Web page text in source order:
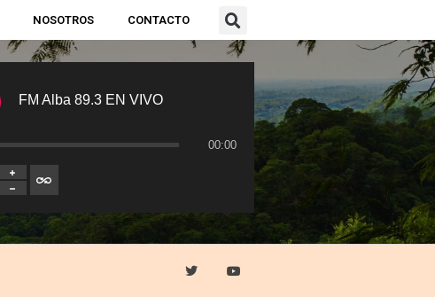
NOSOTROS CONTACTO
FM Alba 89.3 EN VIVO
00:00